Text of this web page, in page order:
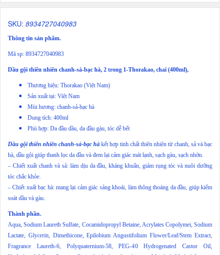
SKU: 8934727040983
Thông tin sản phẩm.
Mã sp: 8934727040983
Dầu gội thiên nhiên chanh-sả-bạc hà, 2 trong 1-Thorakao, chai (400ml),
Thương hiệu: Thorakao (Việt Nam)
Sản xuất tại: Việt Nam
Mùi hương: chanh-sả-bạc hà
Dung tích: 400ml
Phù hợp: Da đầu dầu, da đầu gàu, tóc dễ bết
Dầu gội thiên nhiên chanh-sả-bạc hà kết hợp tinh chất thiên nhiên từ chanh, sả và bạc
hà, dầu gội giúp thanh lọc da đầu và đem lại cảm giác mát lạnh, sạch gàu, sạch nhờn.
– Chiết xuất chanh và sả: làm dịu da đầu, kháng khuẩn, giảm rụng tóc và nuôi dưỡng
tóc chắc khỏe.
– Chiết xuất bạc hà: mang lại cảm giác sảng khoái, làm thông thoáng da đầu, giúp kiểm
soát dầu và gàu.
Thành phần.
Aqua, Sodium Laureth Sulfate, Cocamidopropyl Betaine, Acrylates Copolymei, Sodium
Lactate, Glycerin, Dimethicone, Epilobium Angustifolium Flower/Leaf/Stem Extract,
Fragrance Laureth-6, Polyquaternium-58, PEG-40 Hydrogenated Castor Oil,